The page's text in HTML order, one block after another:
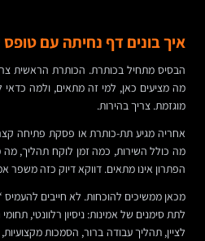
איך בונים דף נחיתה עם
הבסיס מתחיל בכותרת. הכותרת הראשית
מה מציעים כאן, למי זה מתאים, ולמה כדאי
מוגזמת. צריך בהירות.
אחריה מגיע תת-כותרת או פסקת פתיחה
מה כולל השירות, כמה זמן לוקח תהליך, מה
הפתרון אינו מתאים. דווקא דיוק כזה משפר
מכאן ממשיכים להוכחות. לא חייבים
לתת סימנים של אמינות: ניסיון רלוונטי,
לציין, תהליך עבודה ברור, הסמכות